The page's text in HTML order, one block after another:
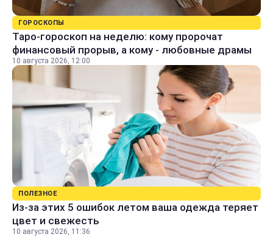
ГОРОСКОПЫ
Таро-гороскоп на неделю: кому пророчат
финансовый прорыв, а кому - любовные драмы
10 августа 2026, 12:00
ПОЛЕЗНОЕ
Из-за этих 5 ошибок летом ваша одежда теряет
цвет и свежесть
10 августа 2026, 11:36